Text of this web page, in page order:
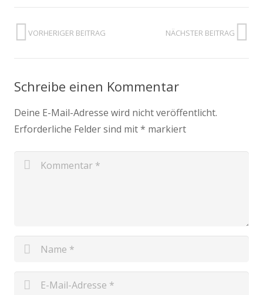
VORHERIGER BEITRAG NÄCHSTER BEITRAG
Schreibe einen Kommentar
Deine E-Mail-Adresse wird nicht veröffentlicht.
Erforderliche Felder sind mit* markiert